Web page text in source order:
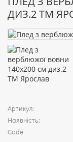
ДИЗ.2 ТМ
Артикул:
Наявність:
Code